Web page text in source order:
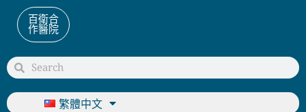
百衛合
作醫院
繁體中文